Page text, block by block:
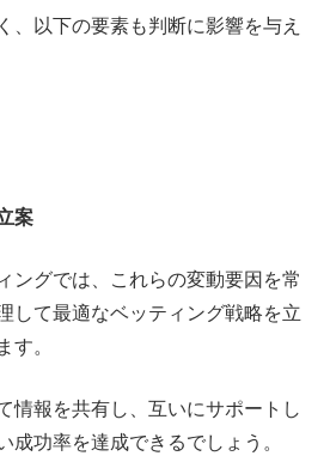
、以下の要素も判断に影響を与え
案
ングでは、これらの変動要因を常
して最適なベッティング戦略を立
す。
情報を共有し、互いにサポートし
成功率を達成できるでしょう。